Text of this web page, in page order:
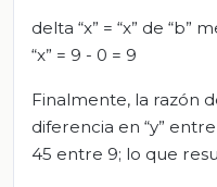
delta “x” = “x” de “b”
“x” = 9 - 0 = 9
Finalmente, la razón
diferencia en “y”
45 entre 9; lo que